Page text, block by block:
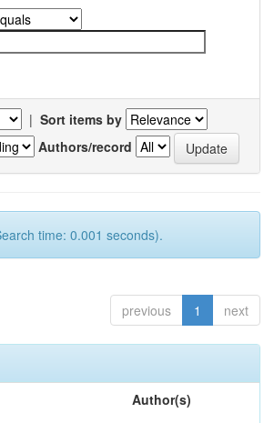
| Sort items by
Authors/record
time: 0.001 seconds).
previous 1 next
Author(s)